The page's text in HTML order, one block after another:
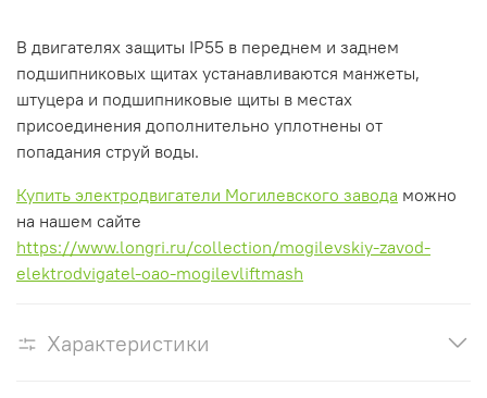
В двигателях защиты IP55 в переднем и заднем
подшипниковых щитах устанавливаются манжеты,
штуцера и подшипниковые щиты в местах
присоединения дополнительно уплотнены от
попадания струй воды.
Купить электродвигатели Могилевского завода можно
на нашем сайте
https://www.longri.ru/collection/mogilevskiy-zavod-
elektrodvigatel-oao-mogilevliftmash
Характеристики